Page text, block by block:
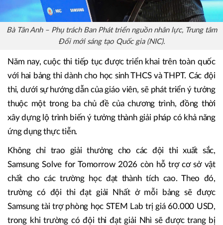
Bà Tân Anh – Phụ trách Ban Phát triển nguồn nhân lực, Trung tâm
Đổi mới sáng tạo Quốc gia (NIC).
Năm nay, cuộc thi tiếp tục được triển khai trên toàn quốc
với hai bảng thi dành cho học sinh THCS và THPT. Các đội
thi, dưới sự hướng dẫn của giáo viên, sẽ phát triển ý tưởng
thuộc một trong ba chủ đề của chương trình, đồng thời
xây dựng lộ trình biến ý tưởng thành giải pháp có khả năng
ứng dụng thực tiễn.
Không chỉ trao giải thưởng cho các đội thi xuất sắc,
Samsung Solve for Tomorrow 2026 còn hỗ trợ cơ sở vật
chất cho các trường học đạt thành tích cao. Theo đó,
trường có đội thi đạt giải Nhất ở mỗi bảng sẽ được
Samsung tài trợ phòng học STEM Lab trị giá 60.000 USD,
trong khi trường có đội thi đạt giải Nhì sẽ được trang bị